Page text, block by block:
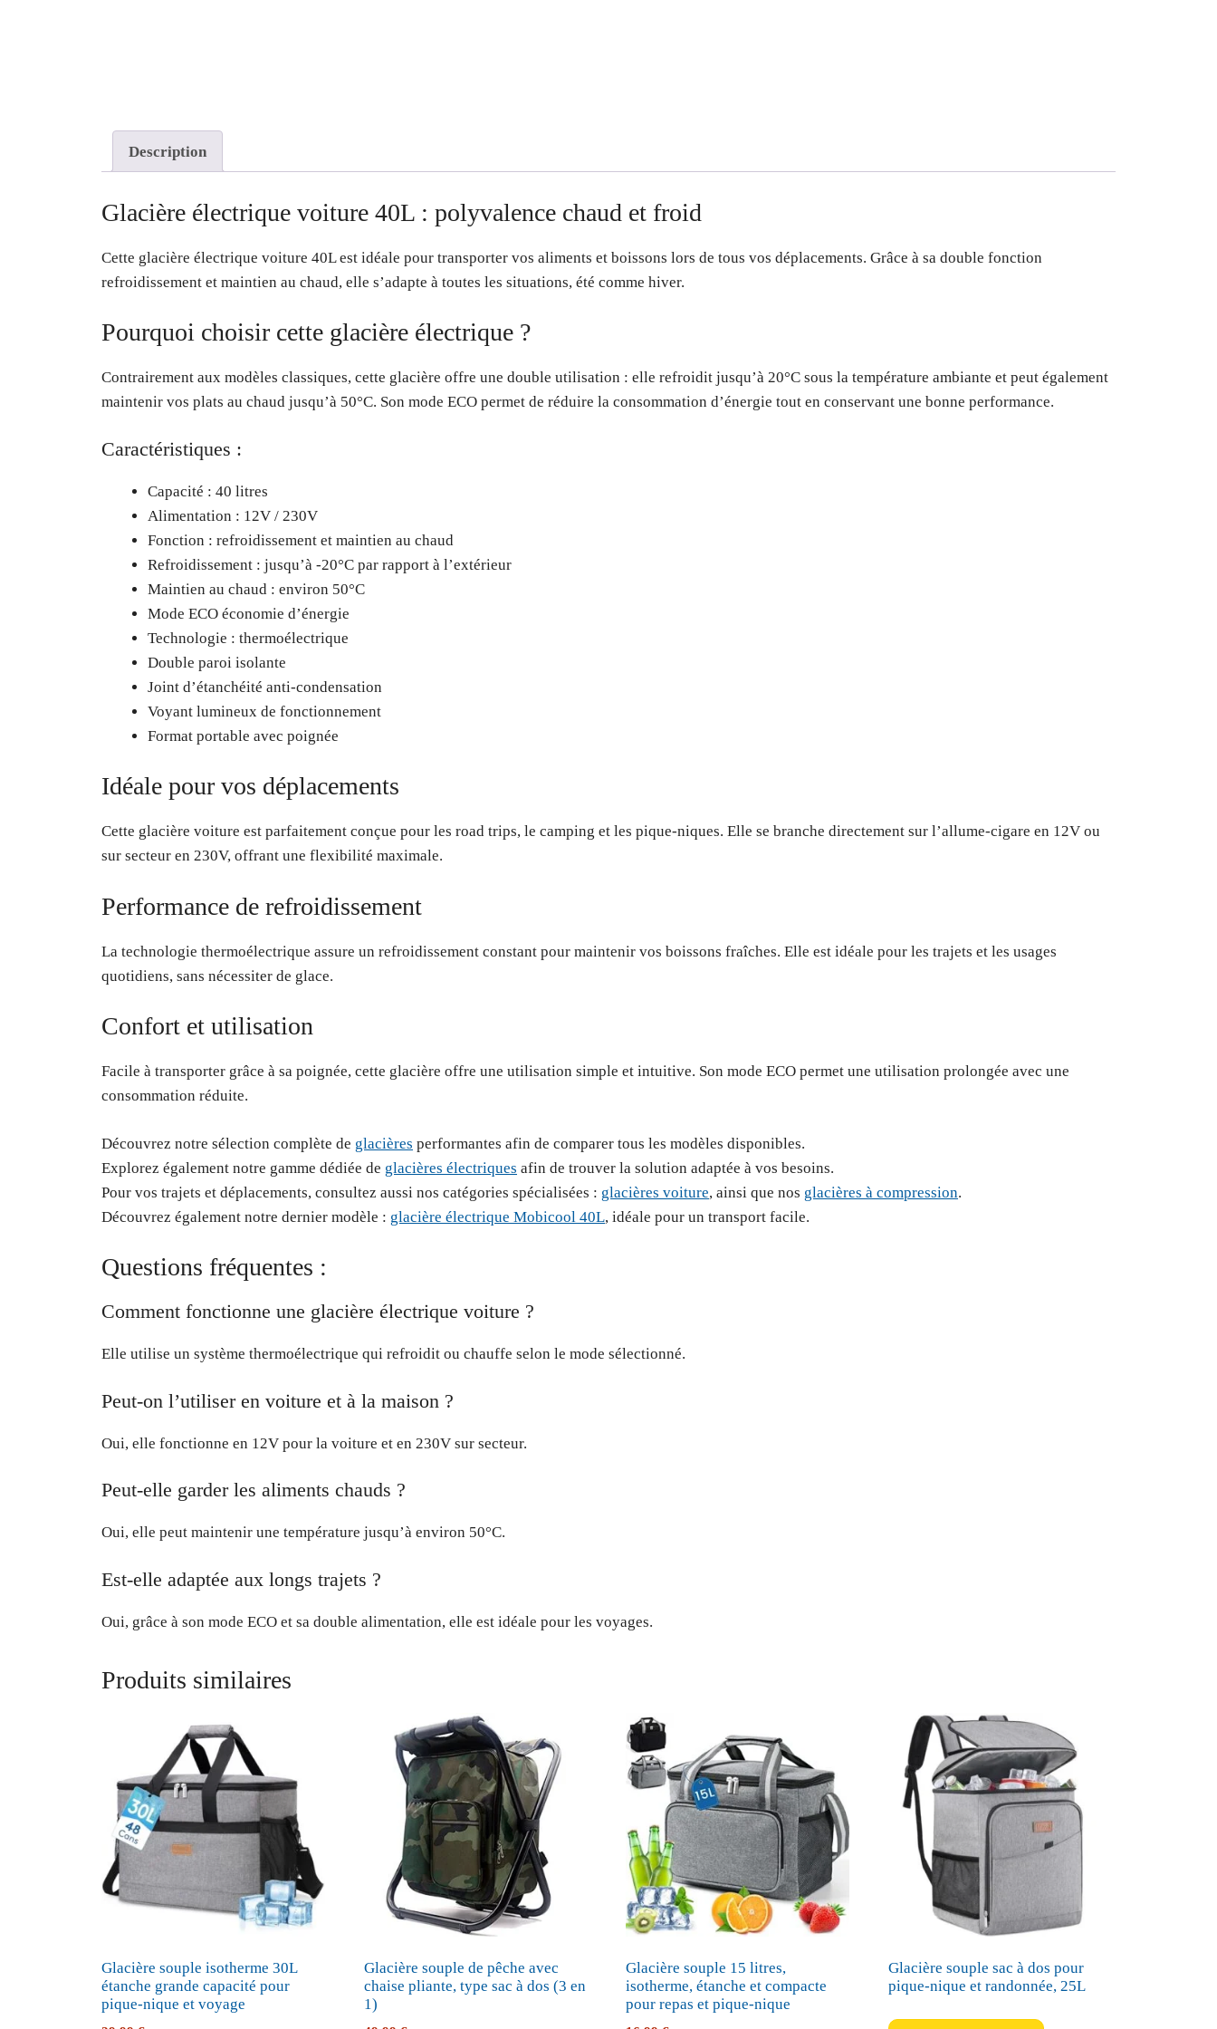
Description
Glacière électrique voiture 40L : polyvalence chaud et froid
Cette glacière électrique voiture 40L est idéale pour transporter vos aliments et boissons lors de tous vos déplacements. Grâce à sa double fonction
refroidissement et maintien au chaud, elle s’adapte à toutes les situations, été comme hiver.
Pourquoi choisir cette glacière électrique ?
Contrairement aux modèles classiques, cette glacière offre une double utilisation : elle refroidit jusqu’à 20°C sous la température ambiante et peut également
maintenir vos plats au chaud jusqu’à 50°C. Son mode ECO permet de réduire la consommation d’énergie tout en conservant une bonne performance.
Caractéristiques :
Capacité : 40 litres
Alimentation : 12V / 230V
Fonction : refroidissement et maintien au chaud
Refroidissement : jusqu’à -20°C par rapport à l’extérieur
Maintien au chaud : environ 50°C
Mode ECO économie d’énergie
Technologie : thermoélectrique
Double paroi isolante
Joint d’étanchéité anti-condensation
Voyant lumineux de fonctionnement
Format portable avec poignée
Idéale pour vos déplacements
Cette glacière voiture est parfaitement conçue pour les road trips, le camping et les pique-niques. Elle se branche directement sur l’allume-cigare en 12V ou
sur secteur en 230V, offrant une flexibilité maximale.
Performance de refroidissement
La technologie thermoélectrique assure un refroidissement constant pour maintenir vos boissons fraîches. Elle est idéale pour les trajets et les usages
quotidiens, sans nécessiter de glace.
Confort et utilisation
Facile à transporter grâce à sa poignée, cette glacière offre une utilisation simple et intuitive. Son mode ECO permet une utilisation prolongée avec une
consommation réduite.
Découvrez notre sélection complète de glacières performantes afin de comparer tous les modèles disponibles.
Explorez également notre gamme dédiée de glacières électriques afin de trouver la solution adaptée à vos besoins.
Pour vos trajets et déplacements, consultez aussi nos catégories spécialisées : glacières voiture, ainsi que nos glacières à compression.
Découvrez également notre dernier modèle : glacière électrique Mobicool 40L, idéale pour un transport facile.
Questions fréquentes :
Comment fonctionne une glacière électrique voiture ?
Elle utilise un système thermoélectrique qui refroidit ou chauffe selon le mode sélectionné.
Peut-on l’utiliser en voiture et à la maison ?
Oui, elle fonctionne en 12V pour la voiture et en 230V sur secteur.
Peut-elle garder les aliments chauds ?
Oui, elle peut maintenir une température jusqu’à environ 50°C.
Est-elle adaptée aux longs trajets ?
Oui, grâce à son mode ECO et sa double alimentation, elle est idéale pour les voyages.
Produits similaires
Glacière souple isotherme 30L
étanche grande capacité pour
pique-nique et voyage
Glacière souple de pêche avec
chaise pliante, type sac à dos (3 en
1)
Glacière souple 15 litres,
isotherme, étanche et compacte
pour repas et pique-nique
Glacière souple sac à dos pour
pique-nique et randonnée, 25L